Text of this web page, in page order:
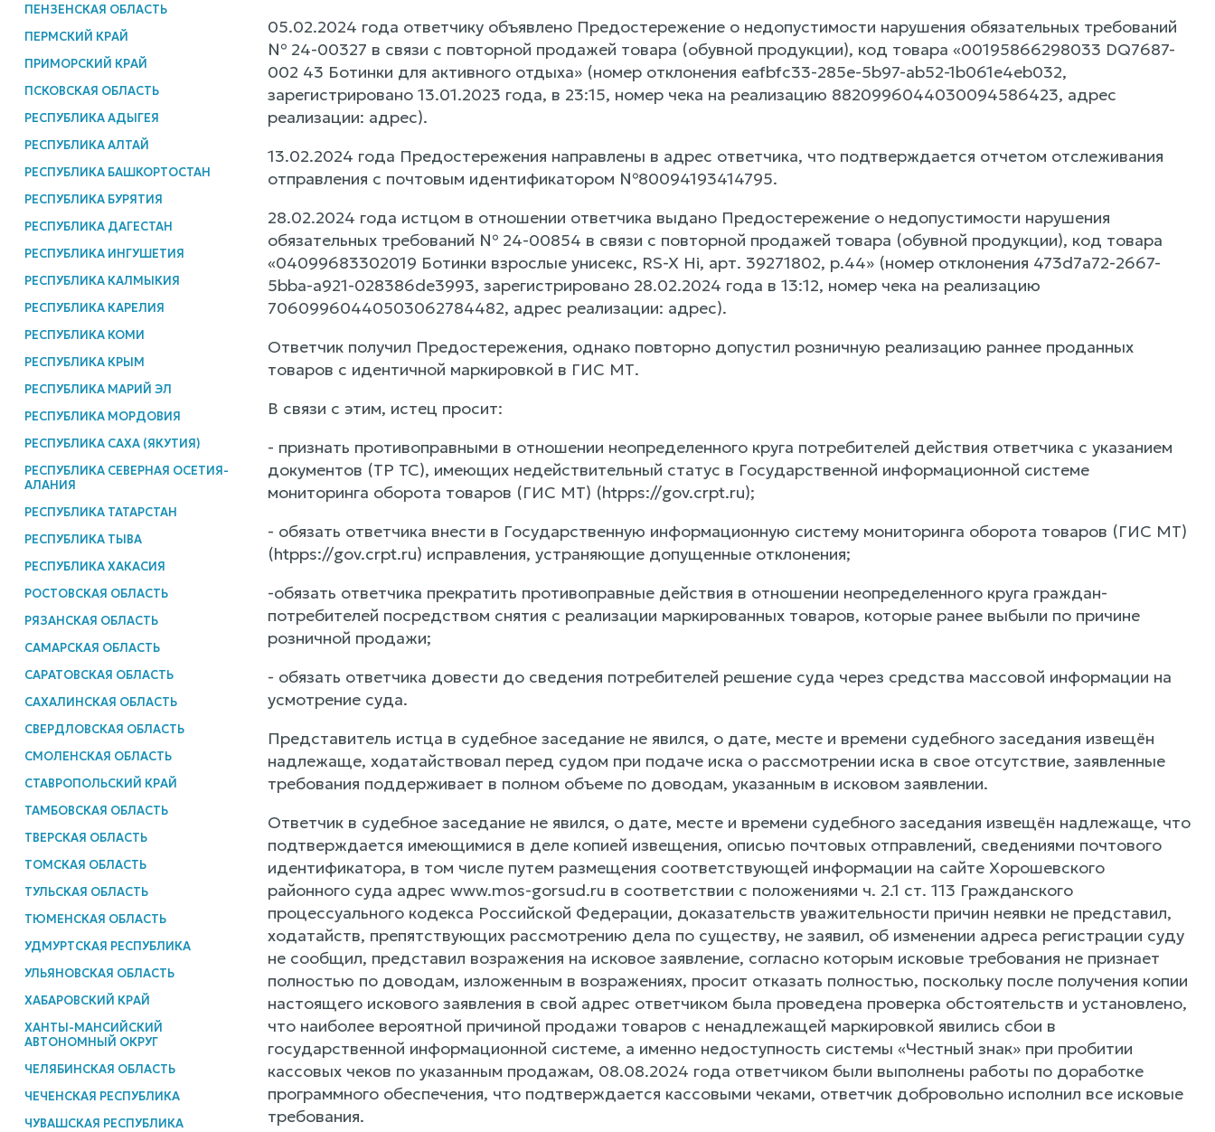
ПЕНЗЕНСКАЯ ОБЛАСТЬ
ПЕРМСКИЙ КРАЙ
ПРИМОРСКИЙ КРАЙ
ПСКОВСКАЯ ОБЛАСТЬ
РЕСПУБЛИКА АДЫГЕЯ
РЕСПУБЛИКА АЛТАЙ
РЕСПУБЛИКА БАШКОРТОСТАН
РЕСПУБЛИКА БУРЯТИЯ
РЕСПУБЛИКА ДАГЕСТАН
РЕСПУБЛИКА ИНГУШЕТИЯ
РЕСПУБЛИКА КАЛМЫКИЯ
РЕСПУБЛИКА КАРЕЛИЯ
РЕСПУБЛИКА КОМИ
РЕСПУБЛИКА КРЫМ
РЕСПУБЛИКА МАРИЙ ЭЛ
РЕСПУБЛИКА МОРДОВИЯ
РЕСПУБЛИКА САХА (ЯКУТИЯ)
РЕСПУБЛИКА СЕВЕРНАЯ ОСЕТИЯ-
АЛАНИЯ
РЕСПУБЛИКА ТАТАРСТАН
РЕСПУБЛИКА ТЫВА
РЕСПУБЛИКА ХАКАСИЯ
РОСТОВСКАЯ ОБЛАСТЬ
РЯЗАНСКАЯ ОБЛАСТЬ
САМАРСКАЯ ОБЛАСТЬ
САРАТОВСКАЯ ОБЛАСТЬ
САХАЛИНСКАЯ ОБЛАСТЬ
СВЕРДЛОВСКАЯ ОБЛАСТЬ
СМОЛЕНСКАЯ ОБЛАСТЬ
СТАВРОПОЛЬСКИЙ КРАЙ
ТАМБОВСКАЯ ОБЛАСТЬ
ТВЕРСКАЯ ОБЛАСТЬ
ТОМСКАЯ ОБЛАСТЬ
ТУЛЬСКАЯ ОБЛАСТЬ
ТЮМЕНСКАЯ ОБЛАСТЬ
УДМУРТСКАЯ РЕСПУБЛИКА
УЛЬЯНОВСКАЯ ОБЛАСТЬ
ХАБАРОВСКИЙ КРАЙ
ХАНТЫ-МАНСИЙСКИЙ
АВТОНОМНЫЙ ОКРУГ
ЧЕЛЯБИНСКАЯ ОБЛАСТЬ
ЧЕЧЕНСКАЯ РЕСПУБЛИКА
ЧУВАШСКАЯ РЕСПУБЛИКА
05.02.2024 года ответчику объявлено Предостережение о недопустимости нарушения обязательных требований
№ 24-00327 в связи с повторной продажей товара (обувной продукции), код товара «00195866298033 DQ7687-
002 43 Ботинки для активного отдыха» (номер отклонения eafbfc33-285e-5b97-ab52-1b061e4eb032,
зарегистрировано 13.01.2023 года, в 23:15, номер чека на реализацию 8820996044030094586423, адрес
реализации: адрес).
13.02.2024 года Предостережения направлены в адрес ответчика, что подтверждается отчетом отслеживания
отправления с почтовым идентификатором №80094193414795.
28.02.2024 года истцом в отношении ответчика выдано Предостережение о недопустимости нарушения
обязательных требований № 24-00854 в связи с повторной продажей товара (обувной продукции), код товара
«04099683302019 Ботинки взрослые унисекс, RS-X Hi, арт. 39271802, р.44» (номер отклонения 473d7a72-2667-
5bba-a921-028386de3993, зарегистрировано 28.02.2024 года в 13:12, номер чека на реализацию
70609960440503062784482, адрес реализации: адрес).
Ответчик получил Предостережения, однако повторно допустил розничную реализацию раннее проданных
товаров с идентичной маркировкой в ГИС МТ.
В связи с этим, истец просит:
- признать противоправными в отношении неопределенного круга потребителей действия ответчика с указанием
документов (ТР ТС), имеющих недействительный статус в Государственной информационной системе
мониторинга оборота товаров (ГИС МТ) (htpps://gov.crpt.ru);
- обязать ответчика внести в Государственную информационную систему мониторинга оборота товаров (ГИС МТ)
(htpps://gov.crpt.ru) исправления, устраняющие допущенные отклонения;
-обязать ответчика прекратить противоправные действия в отношении неопределенного круга граждан-
потребителей посредством снятия с реализации маркированных товаров, которые ранее выбыли по причине
розничной продажи;
- обязать ответчика довести до сведения потребителей решение суда через средства массовой информации на
усмотрение суда.
Представитель истца в судебное заседание не явился, о дате, месте и времени судебного заседания извещён
надлежаще, ходатайствовал перед судом при подаче иска о рассмотрении иска в свое отсутствие, заявленные
требования поддерживает в полном объеме по доводам, указанным в исковом заявлении.
Ответчик в судебное заседание не явился, о дате, месте и времени судебного заседания извещён надлежаще, что
подтверждается имеющимися в деле копией извещения, описью почтовых отправлений, сведениями почтового
идентификатора, в том числе путем размещения соответствующей информации на сайте Хорошевского
районного суда адрес www.mos-gorsud.ru в соответствии с положениями ч. 2.1 ст. 113 Гражданского
процессуального кодекса Российской Федерации, доказательств уважительности причин неявки не представил,
ходатайств, препятствующих рассмотрению дела по существу, не заявил, об изменении адреса регистрации суду
не сообщил, представил возражения на исковое заявление, согласно которым исковые требования не признает
полностью по доводам, изложенным в возражениях, просит отказать полностью, поскольку после получения копии
настоящего искового заявления в свой адрес ответчиком была проведена проверка обстоятельств и установлено,
что наиболее вероятной причиной продажи товаров с ненадлежащей маркировкой явились сбои в
государственной информационной системе, а именно недоступность системы «Честный знак» при пробитии
кассовых чеков по указанным продажам, 08.08.2024 года ответчиком были выполнены работы по доработке
программного обеспечения, что подтверждается кассовыми чеками, ответчик добровольно исполнил все исковые
требования.